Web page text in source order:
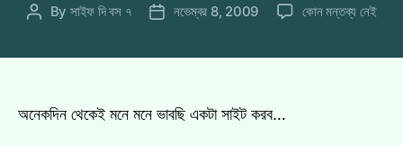
Post
By সাইফ দি বস ৭
Postনভেম্বর 8, 2009
নতুন
কোন মন্তব্য নেই
অনেকদিন থেকেই মনে মনে ভাবছি একটা সাইট করব…